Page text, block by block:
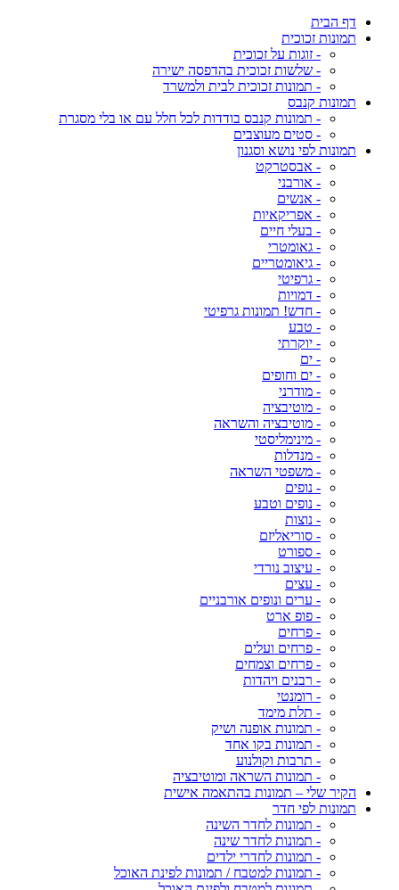
דף הבית
תמונות זכוכית
- זוגות על זכוכית
- שלשות זכוכית בהדפסה ישירה
- תמונות זכוכית לבית ולמשרד
תמונות קנבס
- תמונות קנבס בודדות לכל חלל עם או בלי מסגרת
- סטים מעוצבים
תמונות לפי נושא וסגנון
- אבסטרקט
- אורבני
- אנשים
- אפריקאיות
- בעלי חיים
- גאומטרי
- גיאומטריים
- גרפיטי
- דמויות
- חדש! תמונות גרפיטי
- טבע
- יוקרתי
- ים
- ים וחופים
- מודרני
- מוטיבציה
- מוטיבציה והשראה
- מינימליסטי
- מנדלות
- משפטי השראה
- נופים
- נופים וטבע
- נוצות
- סוריאליזם
- ספורט
- עיצוב נורדי
- עצים
- ערים ונופים אורבניים
- פופ ארט
- פרחים
- פרחים ועלים
- פרחים וצמחים
- רבנים ויהדות
- רומנטי
- תלת מימד
- תמונות אופנה ושיק
- תמונות בקו אחד
- תרבות וקולנוע
- תמונות השראה ומוטיבציה
הקיר שלי – תמונות בהתאמה אישית
תמונות לפי חדר
- תמונות לחדר השינה
- תמונות לחדר שינה
- תמונות לחדרי ילדים
- תמונות למטבח / תמונות לפינת האוכל